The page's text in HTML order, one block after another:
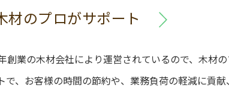
材のプロがサポート
創業の木材会社により運営されているので、木材
で、お客様の時間の節約や、業務負荷の軽減に貢